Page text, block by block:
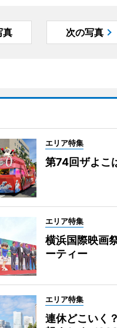
真 次の写真
エリア特集
第74回ザよ
エリア特集
横浜国際映画
ーティー
エリア特集
連休どこいく